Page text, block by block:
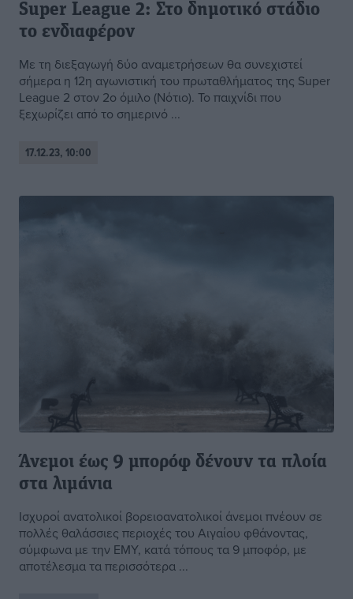
Super League 2: Στο δημοτικό στάδιο
το ενδιαφέρον
Με τη διεξαγωγή δύο αναμετρήσεων θα συνεχιστεί
σήμερα η 12η αγωνιστική του πρωταθλήματος της Super
League 2 στον 2ο όμιλο (Νότιο). Το παιχνίδι που
ξεχωρίζει από το σημερινό ...
17.12.23, 10:00
Άνεμοι έως 9 μπορόφ δένουν τα πλοία
στα λιμάνια
Ισχυροί ανατολικοί βορειοανατολικοί άνεμοι πνέουν σε
πολλές θαλάσσιες περιοχές του Αιγαίου φθάνοντας,
σύμφωνα με την ΕΜΥ, κατά τόπους τα 9 μποφόρ, με
αποτέλεσμα τα περισσότερα ...